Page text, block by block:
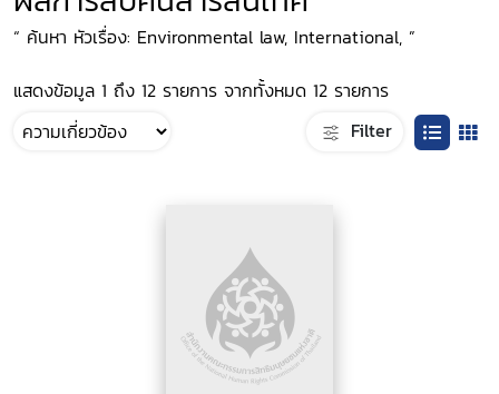
“ ค้นหา หัวเรื่อง: Environmental law, International, ”
แสดงข้อมูล 1 ถึง 12 รายการ จากทั้งหมด 12 รายการ
Filter